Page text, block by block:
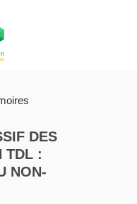
DES
TDL :
NON-